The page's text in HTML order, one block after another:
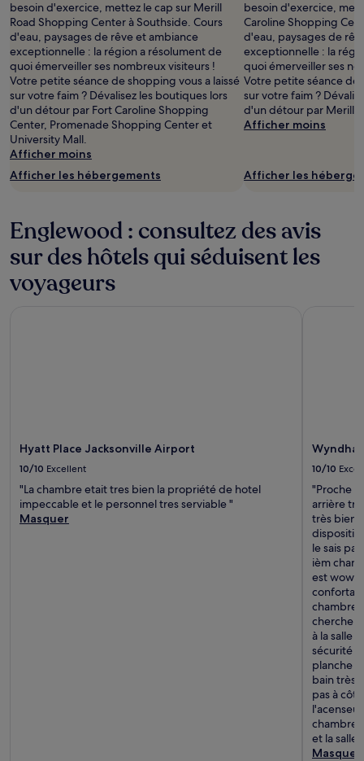
besoin d'exercice, mettez le cap sur Merill
Road Shopping Center à Southside. Cours
d'eau, paysages de rêve et ambiance
exceptionnelle : la région a résolument de
quoi émerveiller ses nombreux visiteurs !
Votre petite séance de shopping vous a laissé
sur votre faim ? Dévalisez les boutiques lors
d'un détour par Fort Caroline Shopping
Center, Promenade Shopping Center et
University Mall.
Afficher moins
Afficher les hébergements
besoin d'exercice,
Caroline Shopping
d'eau, paysages de
exceptionnelle : la
quoi émerveiller ses
Votre petite séance de
sur votre faim ?
d'un détour par Merill
Afficher moins
Afficher les
Englewood : consultez des avis
sur des hôtels qui séduisent les
voyageurs
Hyatt Place Jacksonville Airport
10/10 Excellent
"La chambre etait tres bien la propriété de hotel
impeccable et le personnel tres serviable "
Masquer
10/10
"Proche
arrière
très biens
le sais
ièm
est wow
chambre
cherche
à la salle
sécurité
planche
bain très
pas à
chambre
et la salle
Masquer